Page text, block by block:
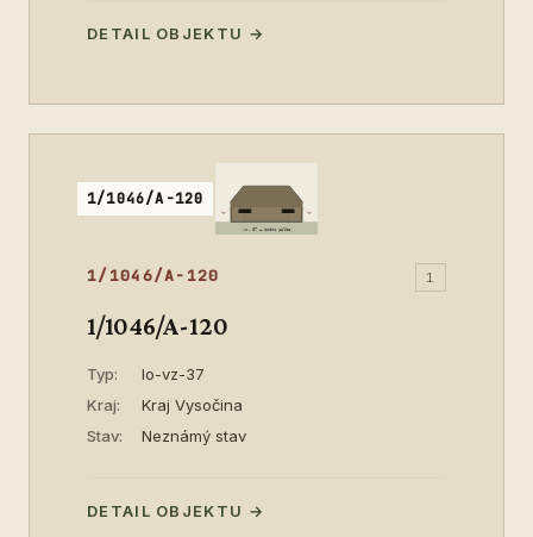
DETAIL OBJEKTU →
1/1046/A-120
1/1046/A-120 1
1/1046/A-120
Typ:
lo-vz-37
Kraj:
Kraj Vysočina
Stav:
Neznámý stav
DETAIL OBJEKTU →